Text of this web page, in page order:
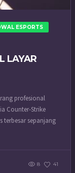
ESPORTS
LAYAR
profesional
Counter-Strike
terbesar sepanjang
8 41